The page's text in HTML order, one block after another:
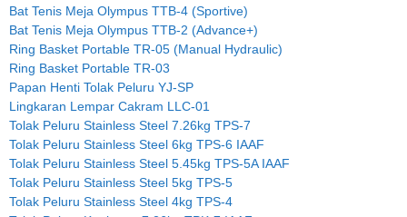
Bat Tenis Meja Olympus TTB-4 (Sportive)
Bat Tenis Meja Olympus TTB-2 (Advance+)
Ring Basket Portable TR-05 (Manual Hydraulic)
Ring Basket Portable TR-03
Papan Henti Tolak Peluru YJ-SP
Lingkaran Lempar Cakram LLC-01
Tolak Peluru Stainless Steel 7.26kg TPS-7
Tolak Peluru Stainless Steel 6kg TPS-6 IAAF
Tolak Peluru Stainless Steel 5.45kg TPS-5A IAAF
Tolak Peluru Stainless Steel 5kg TPS-5
Tolak Peluru Stainless Steel 4kg TPS-4